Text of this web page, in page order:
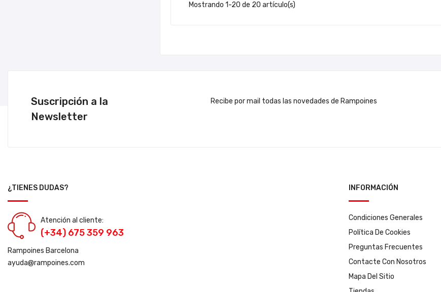
Mostrando 1-20 de 20 artículo(s)
Suscripción a la
Newsletter
Recibe por mail todas las novedades de Rampoines
¿TIENES DUDAS?
Atención al cliente:
(+34) 675 359 963
Rampoines Barcelona
ayuda@rampoines.com
INFORMACIÓN
Condiciones Generales
Política De Cookies
Preguntas Frecuentes
Contacte Con Nosotros
Mapa Del Sitio